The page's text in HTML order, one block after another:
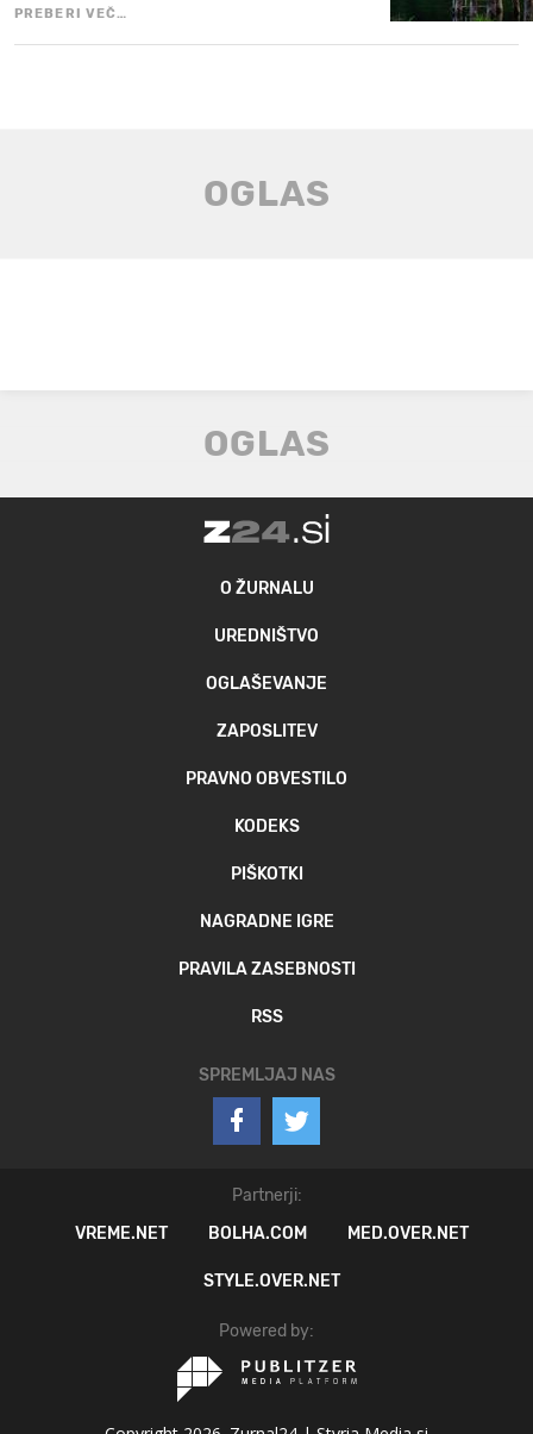
PREBERI VEČ…
O ŽURNALU
UREDNIŠTVO
OGLAŠEVANJE
ZAPOSLITEV
PRAVNO OBVESTILO
KODEKS
PIŠKOTKI
NAGRADNE IGRE
PRAVILA ZASEBNOSTI
RSS
SPREMLJAJ NAS
Partnerji:
VREME.NET
BOLHA.COM MED.OVER.NET
STYLE.OVER.NET
Powered by: